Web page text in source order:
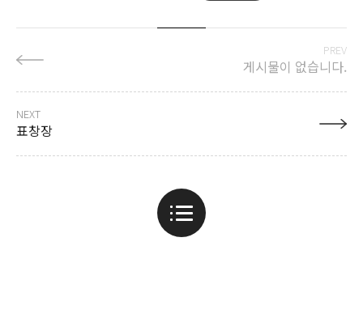
PREV
게시물이 없습니다.
NEXT
표창장